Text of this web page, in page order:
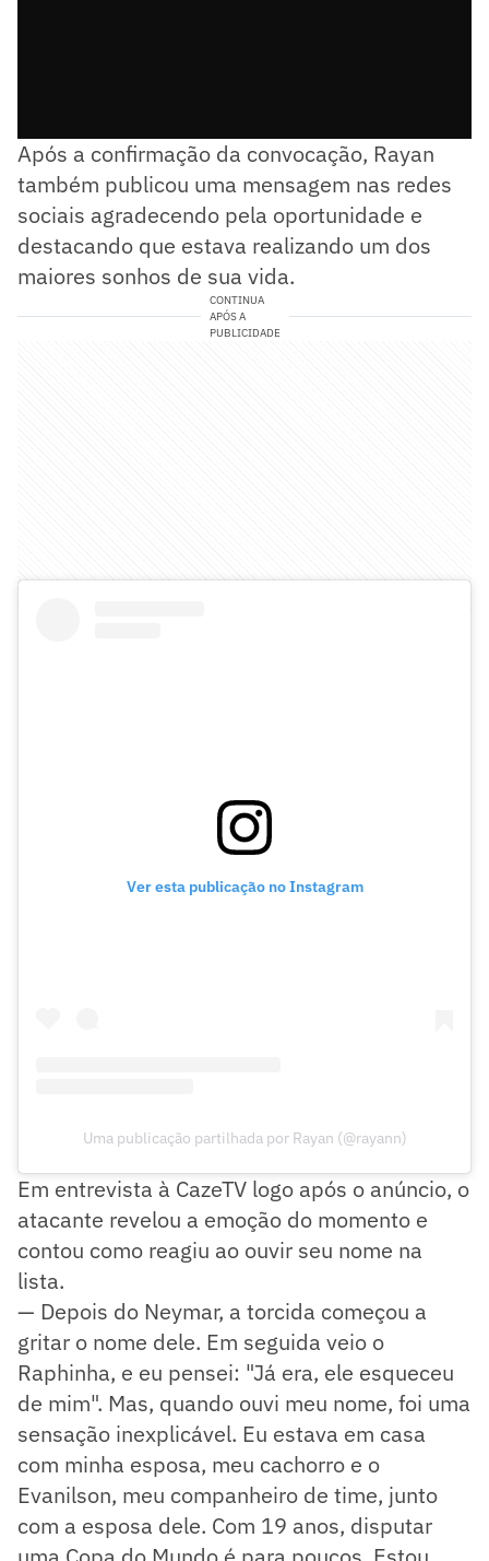
Após a confirmação da convocação, Rayan
também publicou uma mensagem nas redes
sociais agradecendo pela oportunidade e
destacando que estava realizando um dos
maiores sonhos de sua vida.
CONTINUA
APÓS A
PUBLICIDADE
Ver esta publicação no Instagram
Uma publicação partilhada por Rayan (@rayann)
Em entrevista à CazeTV logo após o anúncio, o
atacante revelou a emoção do momento e
contou como reagiu ao ouvir seu nome na
lista.
— Depois do Neymar, a torcida começou a
gritar o nome dele. Em seguida veio o
Raphinha, e eu pensei: "Já era, ele esqueceu
de mim". Mas, quando ouvi meu nome, foi uma
sensação inexplicável. Eu estava em casa
com minha esposa, meu cachorro e o
Evanilson, meu companheiro de time, junto
com a esposa dele. Com 19 anos, disputar